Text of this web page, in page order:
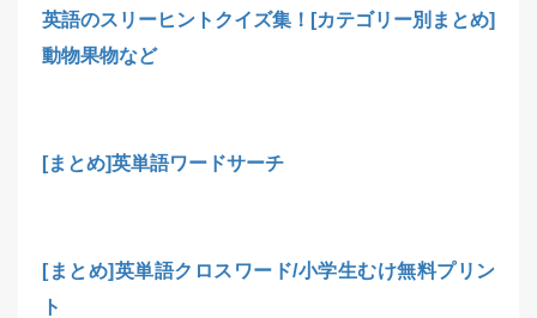
英語のスリーヒントクイズ集！[カテゴリー別まとめ]
動物果物など
[まとめ]英単語ワードサーチ
[まとめ]英単語クロスワード/小学生むけ無料プリン
ト